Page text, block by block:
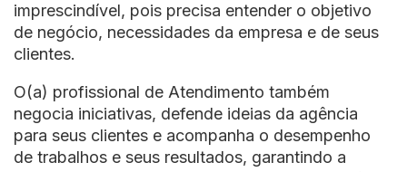
imprescindível, pois precisa entender o objetivo
de negócio, necessidades da empresa e de seus
clientes.
O(a) profissional de Atendimento também
negocia iniciativas, defende ideias da agência
para seus clientes e acompanha o desempenho
de trabalhos e seus resultados, garantindo a